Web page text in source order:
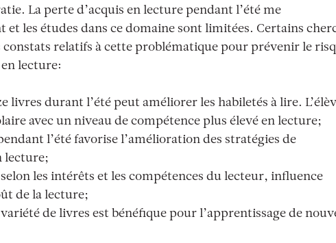
La perte d’acquis en lecture pendant l’été me
et les études dans ce domaine sont limitées. Certains
relatifs à cette problématique pour prévenir le
lecture:
livres durant l’été peut améliorer les habiletés à lire.
avec un niveau de compétence plus élevé en lecture;
l’été favorise l’amélioration des stratégies de
lecture;
les intérêts et les compétences du lecteur, influence
de la lecture;
de livres est bénéfique pour l’apprentissage de